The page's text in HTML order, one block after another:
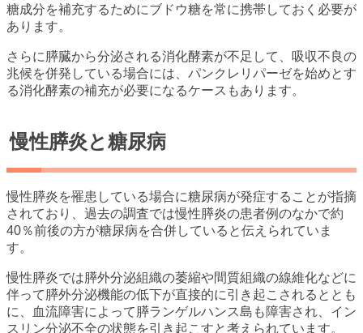
糖成分を補充するためにブドウ糖を常に携帯しておく必要が
あります。
さらに膵臓から分泌される消化酵素が不足して、吸収不良の
兆候を併発している場合には、パンクレリパーゼを始めとす
る消化酵素の補充が必要になるケースもあります。
慢性膵炎と糖尿病
慢性膵炎を罹患している場合に糖尿病が発症することが指摘
されており、過去の調査では慢性膵炎の患者例のなかで約
40％前後の方が糖尿病を合併していると伝えられていま
す。
慢性膵炎では膵外分泌組織の萎縮や間質組織の線維化などに
伴って膵外分泌機能の低下が直接的に引き起こされるととも
に、血流障害によって膵ランゲルハンス島も障害され、イン
スリン分泌不全の状態を引き起こすと考えられています。